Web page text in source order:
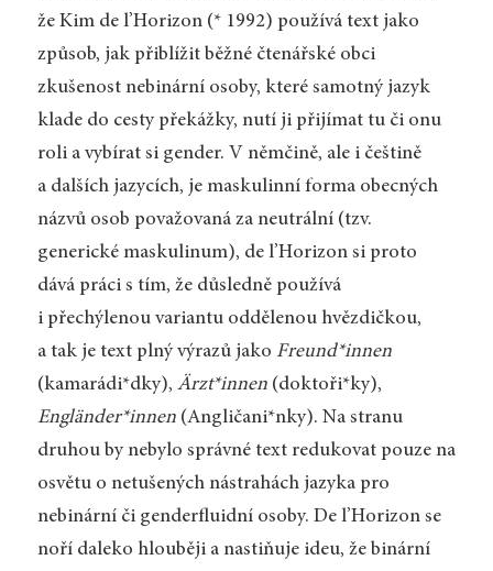
že Kim de l’Horizon (* 1992) používá text jako
způsob, jak přiblížit běžné čtenářské obci
zkušenost nebinární osoby, které samotný jazyk
klade do cesty překážky, nutí ji přijímat tu či onu
roli a vybírat si gender. V němčině, ale i češtině
a dalších jazycích, je maskulinní forma obecných
názvů osob považovaná za neutrální (tzv.
generické maskulinum), de l’Horizon si proto
dává práci s tím, že důsledně používá
i přechýlenou variantu oddělenou hvězdičkou,
a tak je text plný výrazů jako Freund*innen
(kamarádi*dky), Ärzt*innen(doktoři*ky),
Engländer*innen (Angličani*nky). Na stranu
druhou by nebylo správné text redukovat pouze na
osvětu o netušených nástrahách jazyka pro
nebinární či genderfluidní osoby. De l’Horizon se
noří daleko hlouběji a nastiňuje ideu, že binární